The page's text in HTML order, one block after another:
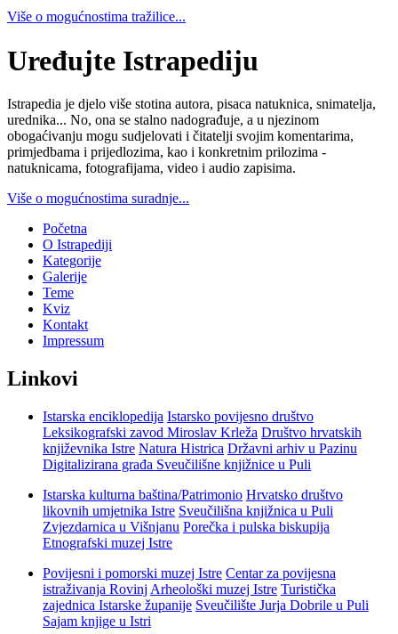
Više o mogućnostima tražilice...
Uređujte Istrapediju
Istrapedia je djelo više stotina autora, pisaca natuknica, snimatelja,
urednika... No, ona se stalno nadograđuje, a u njezinom
obogaćivanju mogu sudjelovati i čitatelji svojim komentarima,
primjedbama i prijedlozima, kao i konkretnim prilozima -
natuknicama, fotografijama, video i audio zapisima.
Više o mogućnostima suradnje...
Početna
O Istrapediji
Kategorije
Galerije
Teme
Kviz
Kontakt
Impressum
Linkovi
Istarska enciklopedija Istarsko povijesno društvo
Leksikografski zavod Miroslav Krleža Društvo hrvatskih
književnika Istre Natura Histrica Državni arhiv u Pazinu
Digitalizirana građa Sveučilišne knjižnice u Puli
Istarska kulturna baština/Patrimonio Hrvatsko društvo
likovnih umjetnika Istre Sveučilišna knjižnica u Puli
Zvjezdarnica u Višnjanu Porečka i pulska biskupija
Etnografski muzej Istre
Povijesni i pomorski muzej Istre Centar za povijesna
istraživanja Rovinj Arheološki muzej Istre Turistička
zajednica Istarske županije Sveučilište Jurja Dobrile u Puli
Sajam knjige u Istri